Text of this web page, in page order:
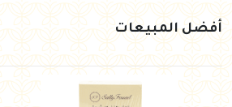
أفضل المبيعات